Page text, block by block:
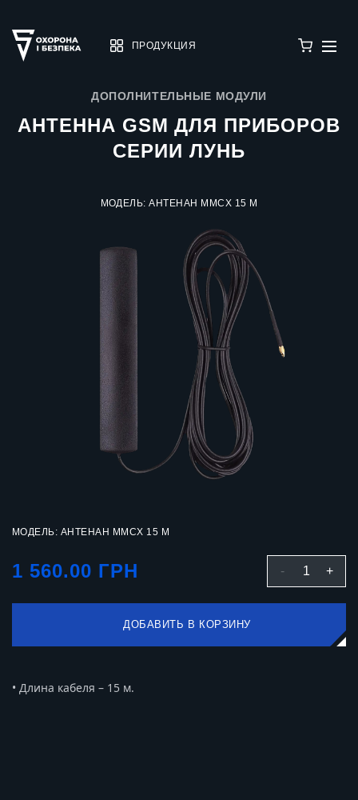
ПРОДУКЦИЯ
ДОПОЛНИТЕЛЬНЫЕ МОДУЛИ
АНТЕННА GSM ДЛЯ ПРИБОРОВ
СЕРИИ ЛУНЬ
МОДЕЛЬ: АНТЕНАН MMCX 15 М
МОДЕЛЬ: АНТЕНАН MMCX 15 М
1 560.00 ГРН - 1 +
ДОБАВИТЬ В КОРЗИНУ
• Длина кабеля – 15 м.